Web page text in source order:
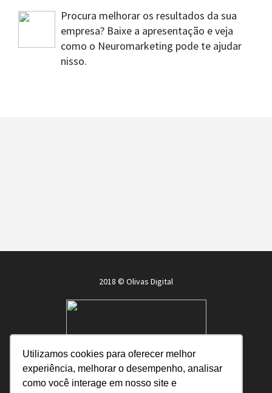
Utilizamos cookies para oferecer melhor
experiência, melhorar o desempenho, analisar
como você interage em nosso site e
Procura melhorar os resultados da sua
empresa? Baixe a apresentação e veja
como o Neuromarketing pode te ajudar
nisso.
2018 © Olivas Digital